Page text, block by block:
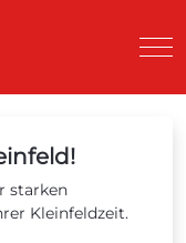
starken
Kleinfeldzeit.